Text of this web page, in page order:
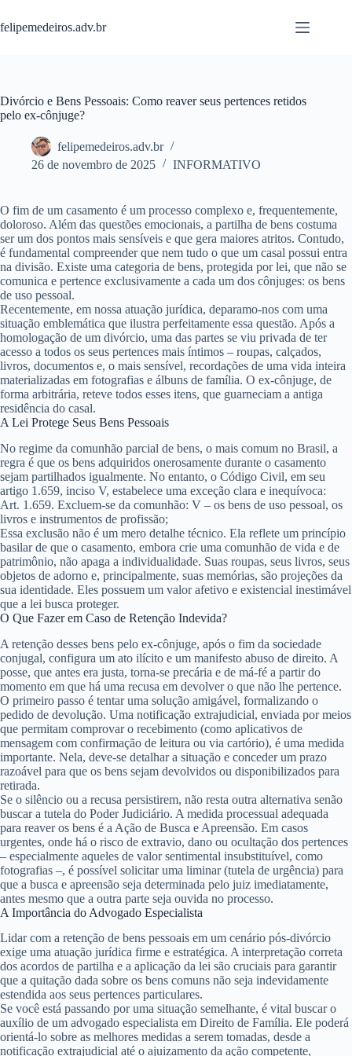
para
o
felipemedeiros.adv.br
Divórcio e Bens Pessoais: Como reaver seus pertences retidos
pelo ex-cônjuge?
felipemedeiros.adv.br
26 de novembro de 2025
INFORMATIVO
O fim de um casamento é um processo complexo e, frequentemente,
doloroso. Além das questões emocionais, a partilha de bens costuma
ser um dos pontos mais sensíveis e que gera maiores atritos. Contudo,
é fundamental compreender que nem tudo o que um casal possui entra
na divisão. Existe uma categoria de bens, protegida por lei, que não se
comunica e pertence exclusivamente a cada um dos cônjuges: os bens
de uso pessoal.
Recentemente, em nossa atuação jurídica, deparamo-nos com uma
situação emblemática que ilustra perfeitamente essa questão. Após a
homologação de um divórcio, uma das partes se viu privada de ter
acesso a todos os seus pertences mais íntimos – roupas, calçados,
livros, documentos e, o mais sensível, recordações de uma vida inteira
materializadas em fotografias e álbuns de família. O ex-cônjuge, de
forma arbitrária, reteve todos esses itens, que guarneciam a antiga
residência do casal.
A Lei Protege Seus Bens Pessoais
No regime da comunhão parcial de bens, o mais comum no Brasil, a
regra é que os bens adquiridos onerosamente durante o casamento
sejam partilhados igualmente. No entanto, o Código Civil, em seu
artigo 1.659, inciso V, estabelece uma exceção clara e inequívoca:
Art. 1.659. Excluem-se da comunhão: V – os bens de uso pessoal, os
livros e instrumentos de profissão;
Essa exclusão não é um mero detalhe técnico. Ela reflete um princípio
basilar de que o casamento, embora crie uma comunhão de vida e de
patrimônio, não apaga a individualidade. Suas roupas, seus livros, seus
objetos de adorno e, principalmente, suas memórias, são projeções da
sua identidade. Eles possuem um valor afetivo e existencial inestimável
que a lei busca proteger.
O Que Fazer em Caso de Retenção Indevida?
A retenção desses bens pelo ex-cônjuge, após o fim da sociedade
conjugal, configura um ato ilícito e um manifesto abuso de direito. A
posse, que antes era justa, torna-se precária e de má-fé a partir do
momento em que há uma recusa em devolver o que não lhe pertence.
O primeiro passo é tentar uma solução amigável, formalizando o
pedido de devolução. Uma notificação extrajudicial, enviada por meios
que permitam comprovar o recebimento (como aplicativos de
mensagem com confirmação de leitura ou via cartório), é uma medida
importante. Nela, deve-se detalhar a situação e conceder um prazo
razoável para que os bens sejam devolvidos ou disponibilizados para
retirada.
Se o silêncio ou a recusa persistirem, não resta outra alternativa senão
buscar a tutela do Poder Judiciário. A medida processual adequada
para reaver os bens é a Ação de Busca e Apreensão. Em casos
urgentes, onde há o risco de extravio, dano ou ocultação dos pertences
– especialmente aqueles de valor sentimental insubstituível, como
fotografias –, é possível solicitar uma liminar (tutela de urgência) para
que a busca e apreensão seja determinada pelo juiz imediatamente,
antes mesmo que a outra parte seja ouvida no processo.
A Importância do Advogado Especialista
Lidar com a retenção de bens pessoais em um cenário pós-divórcio
exige uma atuação jurídica firme e estratégica. A interpretação correta
dos acordos de partilha e a aplicação da lei são cruciais para garantir
que a quitação dada sobre os bens comuns não seja indevidamente
estendida aos seus pertences particulares.
Se você está passando por uma situação semelhante, é vital buscar o
auxílio de um advogado especialista em Direito de Família. Ele poderá
orientá-lo sobre as melhores medidas a serem tomadas, desde a
notificação extrajudicial até o ajuizamento da ação competente,